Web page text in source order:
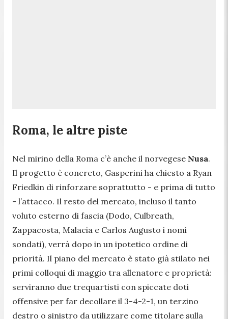
Roma, le altre piste
Nel mirino della Roma c’è anche il norvegese Nusa.
Il progetto è concreto, Gasperini ha chiesto a Ryan
Friedkin di rinforzare soprattutto - e prima di tutto
- l’attacco. Il resto del mercato, incluso il tanto
voluto esterno di fascia (Dodo, Culbreath,
Zappacosta, Malacia e Carlos Augusto i nomi
sondati), verrà dopo in un ipotetico ordine di
priorità. Il piano del mercato è stato già stilato nei
primi colloqui di maggio tra allenatore e proprietà:
serviranno due trequartisti con spiccate doti
offensive per far decollare il 3-4-2-1, un terzino
destro o sinistro da utilizzare come titolare sulla